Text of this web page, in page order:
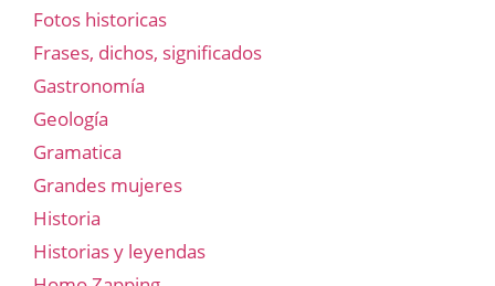
Fotos historicas
Frases, dichos, significados
Gastronomía
Geología
Gramatica
Grandes mujeres
Historia
Historias y leyendas